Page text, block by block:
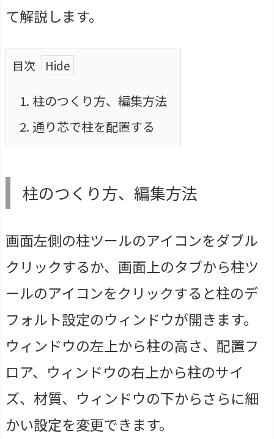
て解説します。
目次
1. 柱のつくり方、編集方法
2. 通り芯で柱を配置する
柱のつくり方、編集方法
画面左側の柱ツールのアイコンをダブル
クリックするか、画面上のタブから柱ツ
ールのアイコンをクリックすると柱のデ
フォルト設定のウィンドウが開きます。
ウィンドウの左上から柱の高さ、配置フ
ロア、ウィンドウの右上から柱のサイ
ズ、材質、ウィンドウの下からさらに細
かい設定を変更できます。